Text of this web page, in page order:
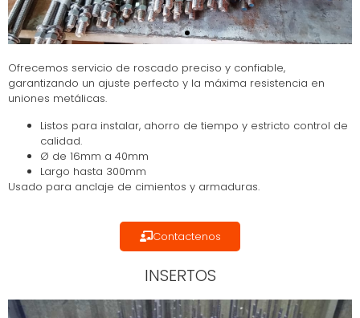
Ofrecemos servicio de roscado preciso y confiable,
garantizando un ajuste perfecto y la máxima resistencia en
uniones metálicas.
Listos para instalar, ahorro de tiempo y estricto control de
calidad.
Ø de 16mm a 40mm
Largo hasta 300mm
Usado para anclaje de cimientos y armaduras.
Contactenos
INSERTOS